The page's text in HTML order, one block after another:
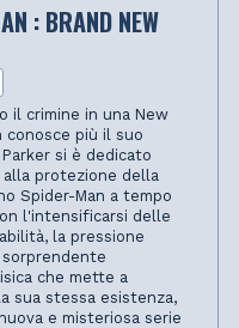
: BRAND NEW
il crimine in una New
conosce più il suo
si è dedicato
protezione della
Spider-Man a tempo
l'intensificarsi delle
la pressione
che mette a
sua stessa esistenza,
e misteriosa serie